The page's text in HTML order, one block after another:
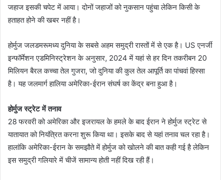
जहाज इसकी चपेट में आया। दोनों जहाजों को नुकसान पहुंचा लेकिन किसी के
हताहत होने की खबर नहीं है।
होर्मुज जलडमरूमध्य दुनिया के सबसे अहम समुद्री रास्तों में से एक है। US एनर्जी
इन्फॉर्मेशन एडमिनिस्ट्रेशन के अनुसार, 2024 में यहां से हर दिन तकरीबन 20
मिलियन बैरल कच्चा तेल गुजरा, जो दुनिया की कुल तेल आपूर्ति का पांचवां हिस्सा
है। यह जलमार्ग हालिया अमेरिका-ईरान संघर्ष का केंद्र बना हुआ है।
होर्मुज स्ट्रेट में तनाव
28 फरवरी को अमेरिका और इजरायल के हमले के बाद ईरान ने होर्मुज स्ट्रेट से
यातायात को नियंत्रित करना शुरू किया था। इसके बाद से यहां तनाव चल रहा है।
हालांकि अमेरिका-ईरान के समझौते में होर्मुज को खोलने की बात कही गई है लेकिन
इस समुद्री गलियारे में चीजें सामान्य होती नहीं दिख रही हैं।